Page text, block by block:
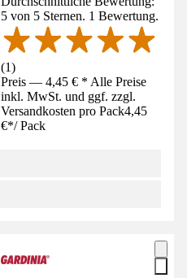
5 von 5 Sternen. 1 Bewertung.
(1)
Preis — 4,45 € * Alle Preise
inkl. MwSt. und ggf. zzgl.
Versandkosten pro Pack4,45
€*/ Pack